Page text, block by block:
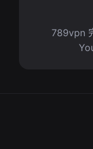
789vpn